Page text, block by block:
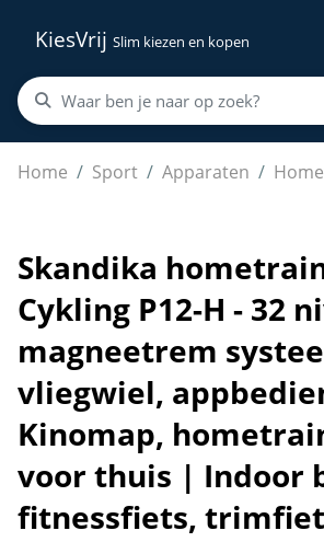
KiesVrij Slim kiezen en kopen
Home Sport Apparaten
Skandika hometrainer fiets
Skandika
Cykling P12-H - 32
magneetrem
vliegwiel,
Kinomap,
voor thuis | Indoor
fitnessfiets,